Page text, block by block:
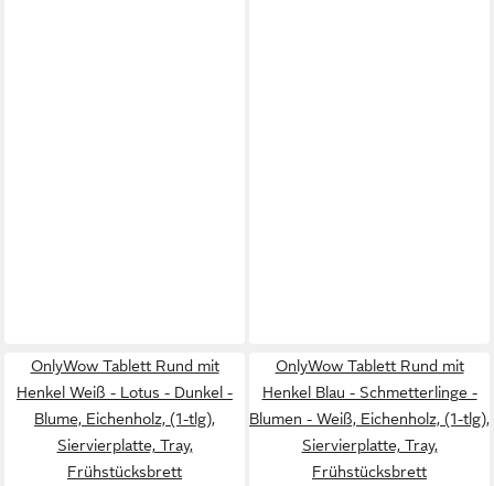
OnlyWow Tablett Rund mit
Henkel Weiß - Lotus - Dunkel -
Blume, Eichenholz, (1-tlg),
Siervierplatte, Tray,
Frühstücksbrett
OnlyWow Tablett Rund mit
Henkel Blau - Schmetterlinge -
Blumen - Weiß, Eichenholz, (1-tlg),
Siervierplatte, Tray,
Frühstücksbrett